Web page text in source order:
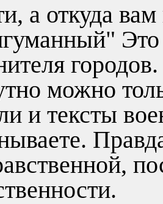
а откуда
Это
можно
и тексты